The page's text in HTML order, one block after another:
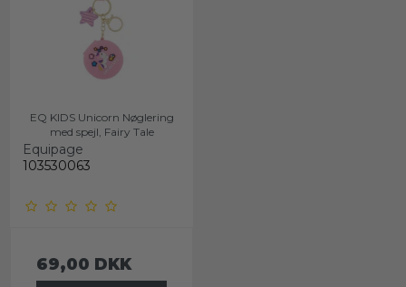
EQ KIDS Unicorn Nøglering
med spejl, Fairy Tale
Equipage
103530063
69,00 DKK